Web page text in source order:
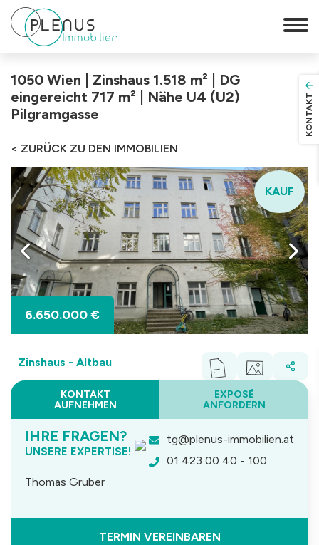
KONTAKT
1050 Wien | Zinshaus 1.518 m² | DG
eingereicht 717 m² | Nähe U4 (U2)
Pilgramgasse
< ZURÜCK ZU DEN IMMOBILIEN
KAUF
6.650.000 €
Zinshaus - Altbau
KONTAKT
AUFNEHMEN
EXPOSÉ
ANFORDERN
IHRE FRAGEN?
UNSERE EXPERTISE!
Thomas Gruber
tg@plenus-immobilien.at
01 423 00 40 - 100
TERMIN VEREINBAREN